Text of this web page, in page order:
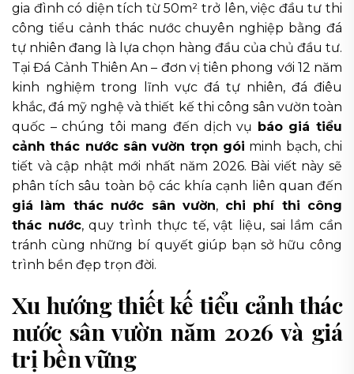
gia đình có diện tích từ 50m² trở lên, việc đầu tư thi
công tiểu cảnh thác nước chuyên nghiệp bằng đá
tự nhiên đang là lựa chọn hàng đầu của chủ đầu tư.
Tại Đá Cảnh Thiên An – đơn vị tiên phong với 12 năm
kinh nghiệm trong lĩnh vực đá tự nhiên, đá điêu
khắc, đá mỹ nghệ và thiết kế thi công sân vườn toàn
quốc – chúng tôi mang đến dịch vụ báo giá tiểu
cảnh thác nước sân vườn trọn gói minh bạch, chi
tiết và cập nhật mới nhất năm 2026. Bài viết này sẽ
phân tích sâu toàn bộ các khía cạnh liên quan đến
giá làm thác nước sân vườn, chi phí thi công
thác nước, quy trình thực tế, vật liệu, sai lầm cần
tránh cùng những bí quyết giúp bạn sở hữu công
trình bền đẹp trọn đời.
Xu hướng thiết kế tiểu cảnh thác
nước sân vườn năm 2026 và giá
trị bền vững